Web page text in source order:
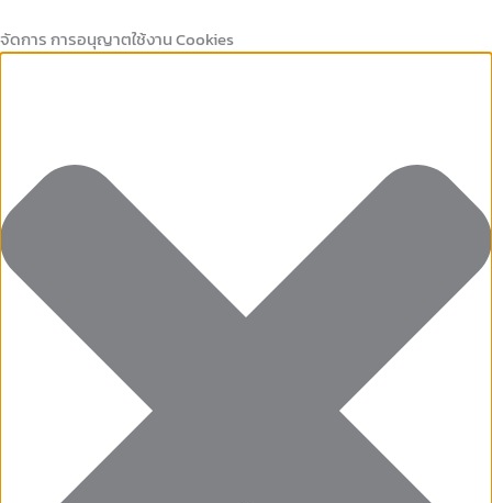
จัดการ การอนุญาตใช้งาน Cookies
ที่
จำเป็น
เก็บ
สถิติ
to